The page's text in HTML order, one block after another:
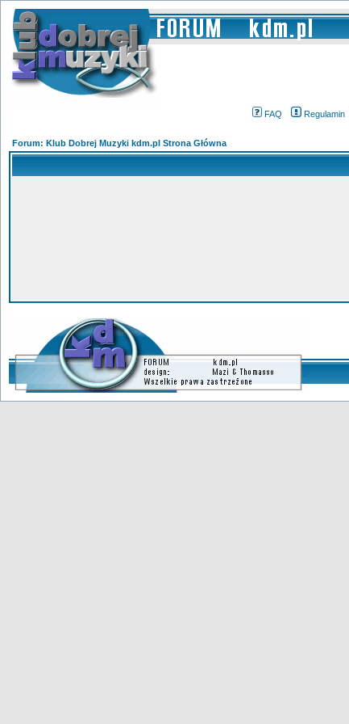
FAQ Regulamin
Forum: Klub Dobrej Muzyki kdm.pl Strona Główna